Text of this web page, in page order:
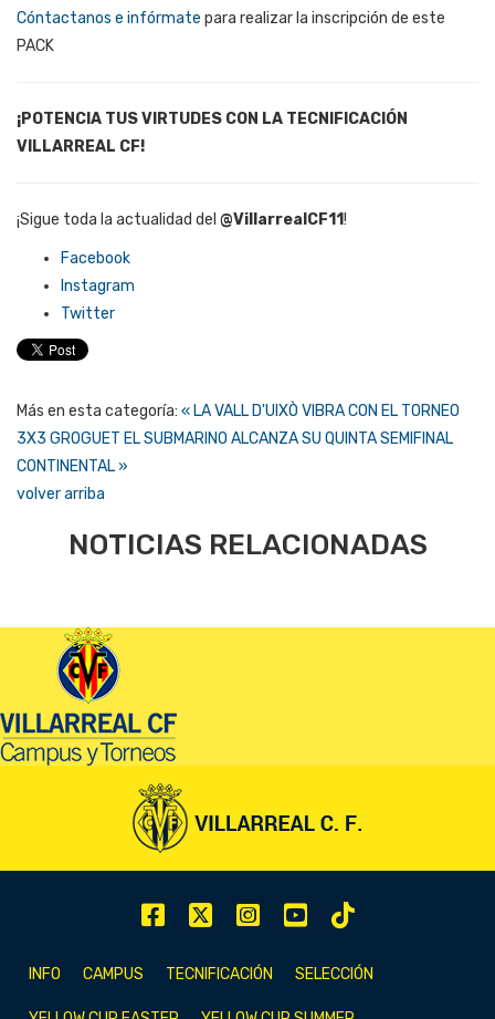
Cóntactanos e infórmate para realizar la inscripción de este
PACK
¡POTENCIA TUS VIRTUDES CON LA TECNIFICACIÓN
VILLARREAL CF!
¡Sigue toda la actualidad del @VillarrealCF11!
Facebook
Instagram
Twitter
Más en esta categoría: « LA VALL D'UIXÒ VIBRA CON EL TORNEO
3X3 GROGUET EL SUBMARINO ALCANZA SU QUINTA SEMIFINAL
CONTINENTAL »
volver arriba
NOTICIAS RELACIONADAS
INFO CAMPUS TECNIFICACIÓN SELECCIÓN